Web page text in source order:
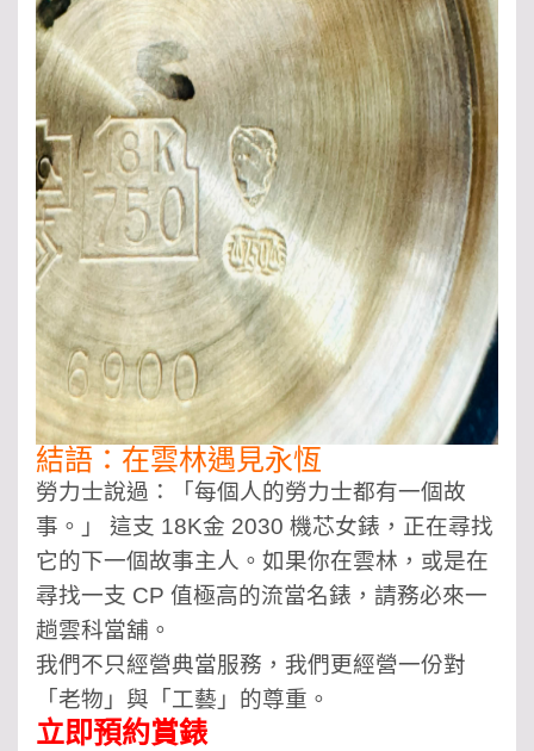
結語：在雲林遇見永恆
勞力士說過：「每個人的勞力士都有一個故
事。」 這支 18K金 2030 機芯女錶，正在尋找
它的下一個故事主人。如果你在雲林，或是在
尋找一支 CP 值極高的流當名錶，請務必來一
趟雲科當舖。
我們不只經營典當服務，我們更經營一份對
「老物」與「工藝」的尊重。
立即預約賞錶